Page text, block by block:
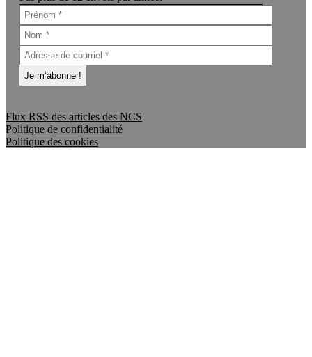
Flux RSS des articles des NCS
Politique de confidentialité
Politique des cookies